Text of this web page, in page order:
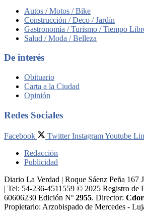
Autos / Motos / Bike
Construcción / Deco / Jardín
Gastronomía / Turismo / Tiempo
Salud / Moda / Belleza
De interés
Obituario
Carta a la Ciudad
Opinión
Redes Sociales
Facebook Twitter InstagramYoutube
Redacción
Publicidad
Diario La Verdad | Roque Sáenz Peña 167
| Tel: 54-236-4511559 © 2025 Registro de
60606230 Edición Nº 2955. Director:​
Propietario:​ Arzobispado de Mercedes -